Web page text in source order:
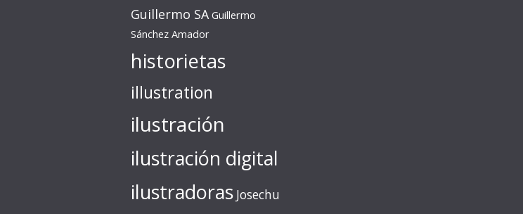
Guillermo SA Guillermo
Sánchez Amador
historietas
illustration
ilustración
ilustración digital
ilustradoras Josechu